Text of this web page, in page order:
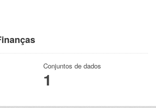
Conjuntos de dados
1